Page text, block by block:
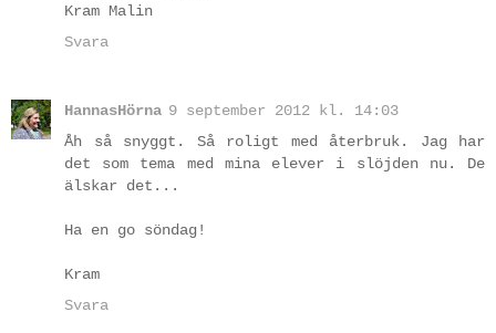
Kram Malin
Svara
HannasHörna 9 september 2012 kl. 14:03
Åh så snyggt. Så roligt med återbruk. Jag har
det som tema med mina elever i slöjden nu. De
älskar det...
Ha en go söndag!
Kram
Svara